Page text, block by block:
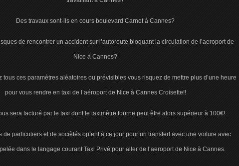
Des travaux sont-ils en cours boulevard Carnot à Cannes?
de rencontrer un accident sur l’autoroute bloquant la circulation de l’aeroport de
Nice à Cannes?
tous ces paramètres aléatoires ou prévisibles vous risquez de mettre plus d’une heure
pour vous rendre en taxi de l’aéroport de Nice à Cannes Croisette!!
sera facturé par le taxi dont le taximètre tourne peut être alors supérieur à 100€!
de particuliers et de sociètés optent à ce jour pour un transfert avec une voiture avec
dans le langage courant Taxi Privé pour aller de l’aeroport de Nice à Cannes.